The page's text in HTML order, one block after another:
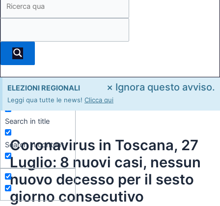
Exact matches only
Search in title
Search in content
ELEZIONI REGIONALI
Leggi qua tutte le news! Clicca qui
× Ignora questo avviso.
Coronavirus in Toscana, 27
Luglio: 8 nuovi casi, nessun
nuovo decesso per il sesto
giorno consecutivo